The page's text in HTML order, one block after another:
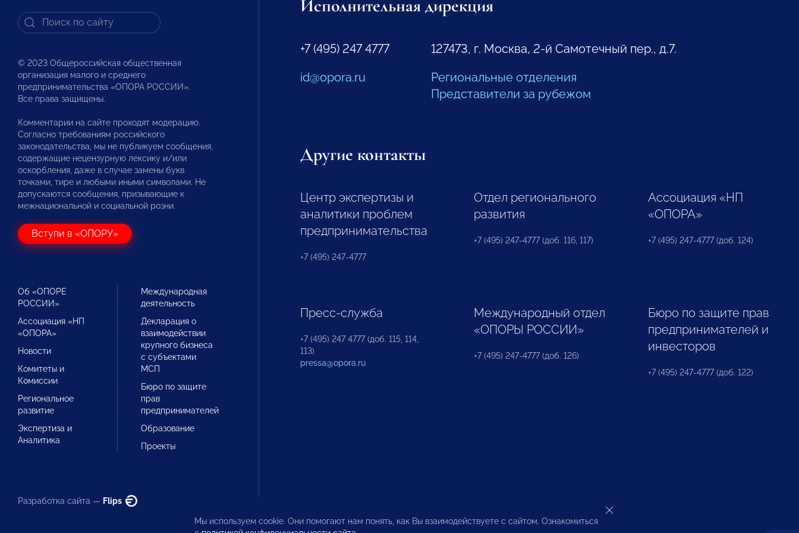
© 2023 Общероссийская общественная
организация малого и среднего
предпринимательства «ОПОРА РОССИИ».
Все права защищены.
Комментарии на сайте проходят модерацию.
Согласно требованиям российского
законодательства, мы не публикуем сообщения,
содержащие нецензурную лексику и/или
оскорбления, даже в случае замены букв
точками, тире и любыми иными символами. Не
допускаются сообщения, призывающие к
межнациональной и социальной розни.
Вступи в «ОПОРУ»
Об «ОПОРЕ
РОССИИ»
Ассоциация «НП
«ОПОРА»
Новости
Комитеты и
Комиссии
Региональное
развитие
Экспертиза и
Аналитика
Международная
деятельность
Декларация о
взаимодействии
крупного бизнеса
с субъектами
МСП
Бюро по защите
прав
предпринимателей
Образование
Проекты
Разработка сайта — Flips
Исполнительная дирекция
+7 (495) 247 4777
id@opora.ru
127473, г. Москва, 2-й Самотечный пер., д.7.
Региональные отделения
Представители за рубежом
Другие контакты
Центр экспертизы и
аналитики проблем
предпринимательства
+7 (495) 247-4777
Отдел регионального
развития
+7 (495) 247-4777 (доб. 116, 117)
Ассоциация «НП
«ОПОРА»
+7 (495) 247-4777 (доб. 124)
Пресс-служба
+7 (495) 247 4777 (доб. 115, 114,
113)
pressa@opora.ru
Международный отдел
«ОПОРЫ РОССИИ»
+7 (495) 247-4777 (доб. 126)
Бюро по защите прав
предпринимателей и
инвесторов
+7 (495) 247-4777 (доб. 122)
Мы используем cookie. Они помогают нам понять, как Вы взаимодействуете с сайтом. Ознакомиться